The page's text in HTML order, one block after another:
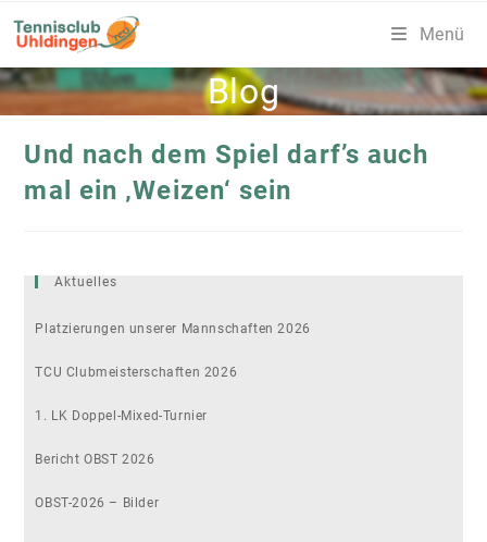
Inhalt
Menü
Blog
Und nach dem Spiel darf’s auch
mal ein ‚Weizen‘ sein
Aktuelles
Platzierungen unserer Mannschaften 2026
TCU Clubmeisterschaften 2026
1. LK Doppel-Mixed-Turnier
Bericht OBST 2026
OBST-2026 – Bilder